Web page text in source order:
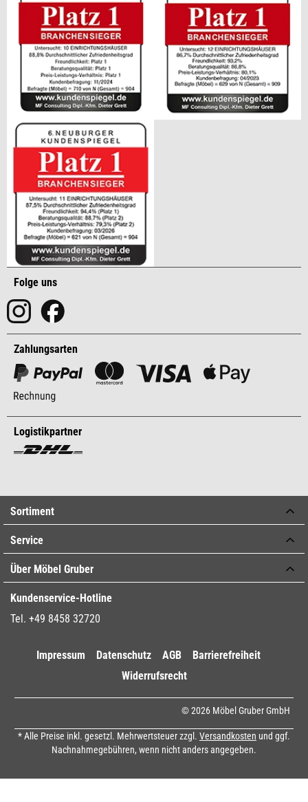
Folge uns
Zahlungsarten
Logistikpartner
Sortiment
Service
Über Möbel Gruber
Kundenservice-Hotline
Tel. +49 8458 32720
Impressum Datenschutz AGB
Barrierefreiheit
Widerrufsrecht
© 2026 Möbel Gruber GmbH
* Alle Preise inkl. gesetzl. Mehrwertsteuer zzgl. Versandkosten und ggf.
Nachnahmegebühren, wenn nicht anders angegeben.